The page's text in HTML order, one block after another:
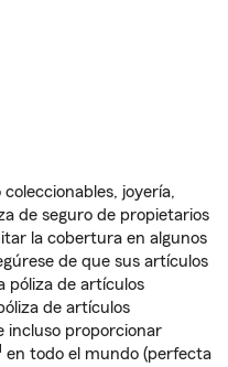
joyería,
de seguro de propietarios
la cobertura en algunos
de que sus artículos
póliza de artículos
de artículos
incluso proporcionar
en todo el mundo (perfecta